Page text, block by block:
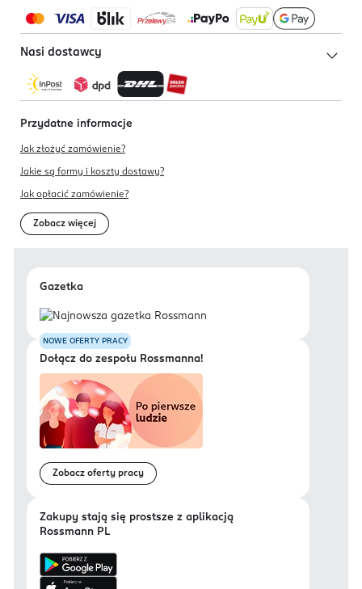
Nasi dostawcy
Przydatne informacje
Jak złożyć zamówienie?
Jakie są formy i koszty dostawy?
Jak opłacić zamówienie?
Zobacz więcej
Gazetka
NOWE OFERTY PRACY
Dołącz do zespołu Rossmanna!
Zobacz oferty pracy
Zakupy stają się prostsze z aplikacją
Rossmann PL